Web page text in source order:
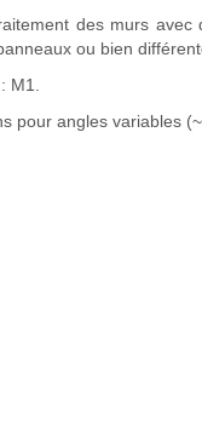
des murs
ou bien
M1.
pour angles variables